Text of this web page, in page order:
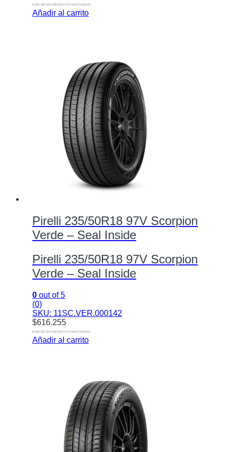
$ 653.498 SIN IMPUESTOS NACIONALES
Añadir al carrito
Pirelli 235/50R18 97V Scorpion
Verde – Seal Inside
Pirelli 235/50R18 97V Scorpion
Verde – Seal Inside
0 out of 5
(0)
SKU: 11SC.VER.000142
$616.255
$ 509.302 SIN IMPUESTOS NACIONALES
Añadir al carrito